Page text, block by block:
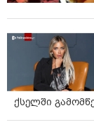
ქსელში